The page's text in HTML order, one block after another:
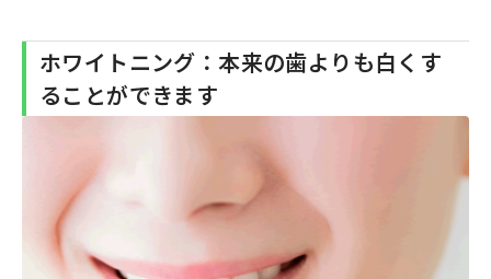
ホワイトニング：本来の歯よりも白くす
ることができます